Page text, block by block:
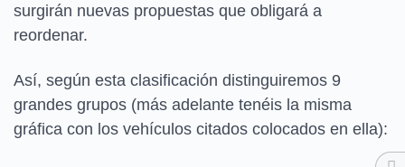
surgirán nuevas propuestas que obligará a
reordenar.
Así, según esta clasificación distinguiremos 9
grandes grupos (más adelante tenéis la misma
gráfica con los vehículos citados colocados en ella):